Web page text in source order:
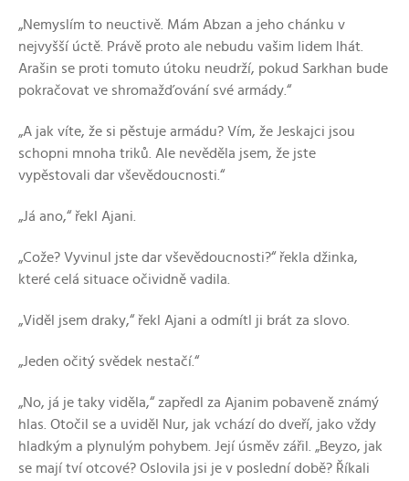
„Nemyslím to neuctivě. Mám Abzan a jeho chánku v
nejvyšší úctě. Právě proto ale nebudu vašim lidem lhát.
Arašin se proti tomuto útoku neudrží, pokud Sarkhan bude
pokračovat ve shromažďování své armády.“
„A jak víte, že si pěstuje armádu? Vím, že Jeskajci jsou
schopni mnoha triků. Ale nevěděla jsem, že jste
vypěstovali dar vševědoucnosti.“
„Já ano,“ řekl Ajani.
„Cože? Vyvinul jste dar vševědoucnosti?“ řekla džinka,
které celá situace očividně vadila.
„Viděl jsem draky,“ řekl Ajani a odmítl ji brát za slovo.
„Jeden očitý svědek nestačí.“
„No, já je taky viděla,“ zapředl za Ajanim pobaveně známý
hlas. Otočil se a uviděl Nur, jak vchází do dveří, jako vždy
hladkým a plynulým pohybem. Její úsměv zářil. „Beyzo, jak
se mají tví otcové? Oslovila jsi je v poslední době? Říkali